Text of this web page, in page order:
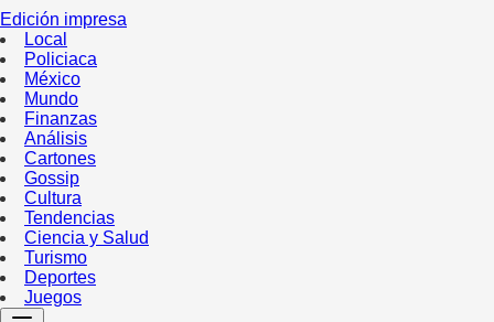
Edición impresa
Local
Policiaca
México
Mundo
Finanzas
Análisis
Cartones
Gossip
Cultura
Tendencias
Ciencia y Salud
Turismo
Deportes
Juegos